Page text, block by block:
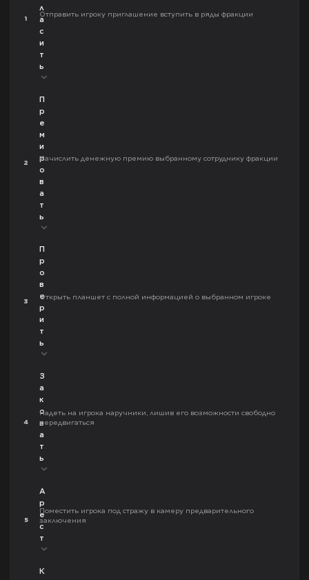
1
л
а
с
и
т
ь
Отправить игроку приглашение вступить в ряды фракции
2
П
р
е
м
и
р
о
в
а
т
ь
Начислить денежную премию выбранному сотруднику фракции
3
П
р
о
в
е
р
и
т
ь
Открыть планшет с полной информацией о выбранном игроке
4
З
а
к
о
в
а
т
ь
Надеть на игрока наручники, лишив его возможности свободно
передвигаться
5
А
р
е
с
т
Поместить игрока под стражу в камеру предварительного
заключения
К